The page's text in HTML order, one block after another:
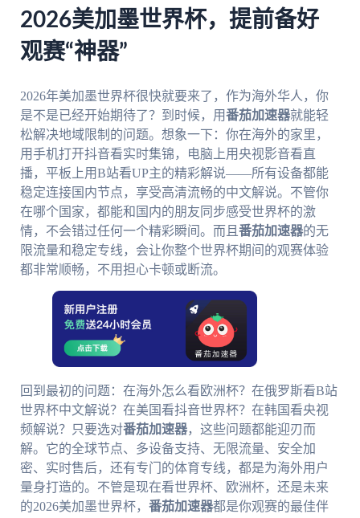
2026美加墨世界杯，提前备好
观赛“神器”
2026年美加墨世界杯很快就要来了，作为海外华人，你
是不是已经开始期待了？到时候，用番茄加速器就能轻
松解决地域限制的问题。想象一下：你在海外的家里，
用手机打开抖音看实时集锦，电脑上用央视影音看直
播，平板上用B站看UP主的精彩解说——所有设备都能
稳定连接国内节点，享受高清流畅的中文解说。不管你
在哪个国家，都能和国内的朋友同步感受世界杯的激
情，不会错过任何一个精彩瞬间。而且 番茄加速器的无
限流量和稳定专线，会让你整个世界杯期间的观赛体验
都非常顺畅，不用担心卡顿或断流。
回到最初的问题：在海外怎么看欧洲杯？在俄罗斯看B站
世界杯中文解说？在美国看抖音世界杯？在韩国看央视
频解说？只要选对番茄加速器，这些问题都能迎刃而
解。它的全球节点、多设备支持、无限流量、安全加
密、实时售后，还有专门的体育专线，都是为海外用户
量身打造的。不管是现在看世界杯、欧洲杯，还是未来
的2026美加墨世界杯， 番茄加速器都是你观赛的最佳伴